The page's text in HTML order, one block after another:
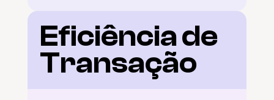
Eficiência de
Transação